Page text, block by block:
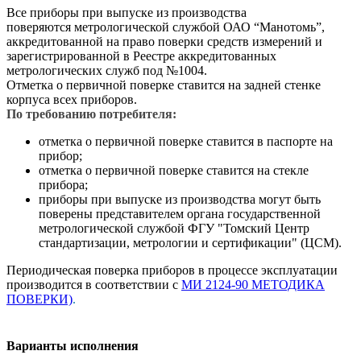
Все приборы при выпуске из производства
поверяются метрологической службой ОАО “Манотомь”,
аккредитованной на право поверки средств измерений и
зарегистрированной в Реестре аккредитованных
метрологических служб под №1004.
Отметка о первичной поверке ставится на задней стенке
корпуса всех приборов.
По требованию потребителя:
отметка о первичной поверке ставится в паспорте на
прибор;
отметка о первичной поверке ставится на стекле
прибора;
приборы при выпуске из производства могут быть
поверены представителем органа государственной
метрологической службой ФГУ "Томский Центр
стандартизации, метрологии и сертификации" (ЦСМ).
Периодическая поверка приборов в процессе эксплуатации
производится в соответствии c МИ 2124-90 МЕТОДИКА
ПОВЕРКИ).
Варианты исполнения